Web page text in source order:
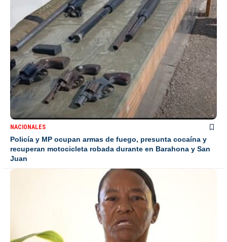
NACIONALES
Policía y MP ocupan armas de fuego, presunta cocaína y
recuperan motocicleta robada durante en Barahona y San
Juan